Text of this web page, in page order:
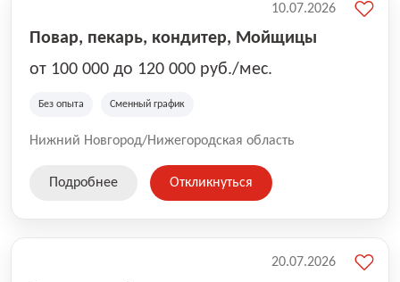
Повар, пекарь, кондитер, Мойщицы
от 100 000 до 120 000 руб./мес.
Без опыта Сменный график
Нижний Новгород/Нижегородская область
10.07.2026
Подробнее Откликнуться
20.07.2026